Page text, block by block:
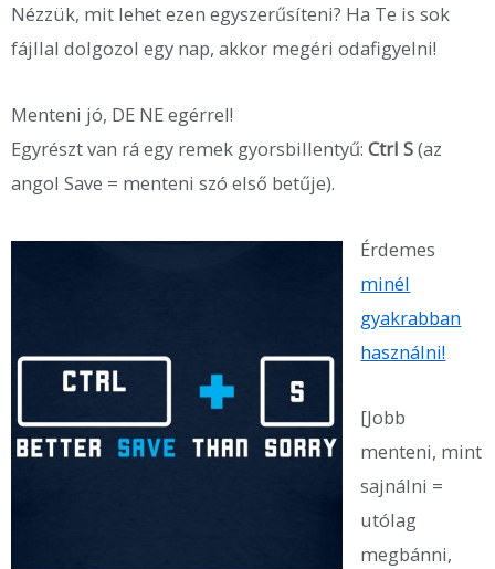
Nézzük, mit lehet ezen egyszerűsíteni? Ha Te is sok
fájllal dolgozol egy nap, akkor megéri odafigyelni!
Menteni jó, DE NE egérrel!
Egyrészt van rá egy remek gyorsbillentyű: Ctrl S(az
angol Save = menteni szó első betűje).
Érdemes
minél
gyakrabban
használni!
[Jobb
menteni, mint
sajnálni =
utólag
megbánni,